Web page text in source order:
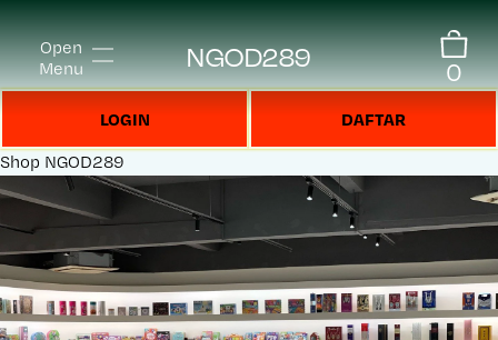
Open
Menu
NGOD289 0
LOGIN DAFTAR
Shop NGOD289